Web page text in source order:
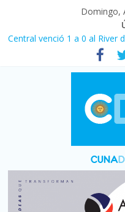
Domingo,
Central venció 1 a 0 al River
La morosidad alcanzó su
afecta a 400 mil deudores en
Desde que asumió Milei
denuncia crisis como en
Vacaciones de invierno con
turístico: 4,6 millones de
Fuerte caída de la venta de